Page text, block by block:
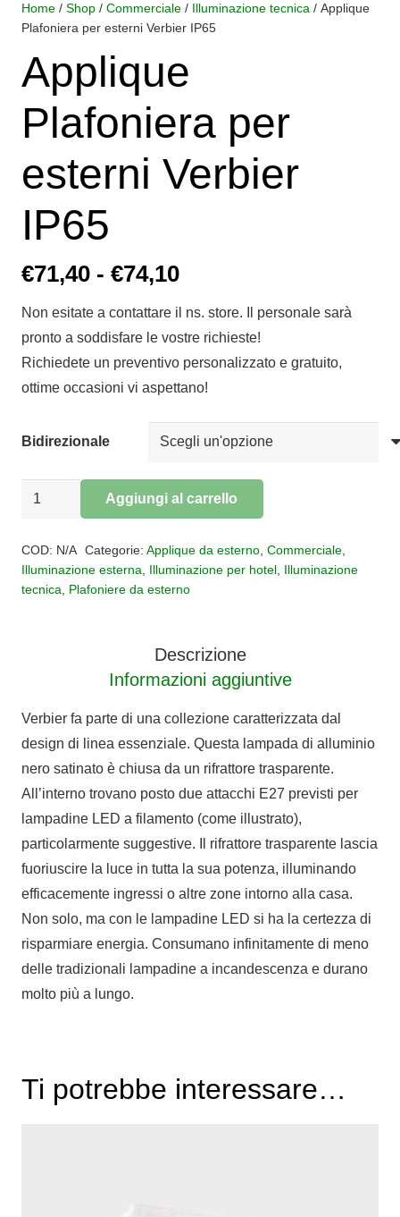
Home / Shop / Commerciale / Illuminazione tecnica / Applique
Plafoniera per esterni Verbier IP65
Applique
Plafoniera per
esterni Verbier
IP65
€71,40 - €74,10Fascia
prezzo:
da
€71,40
a
€74,10
Non esitate a contattare il ns. store. Il personale sarà
pronto a soddisfare le vostre richieste!
Richiedete un preventivo personalizzato e gratuito,
ottime occasioni vi aspettano!
Bidirezionale
Applique
Plafoniera
esterni
Verbier
Aggiungi al carrello
COD: N/A Categorie: Applique da esterno, Commerciale,
Illuminazione esterna, Illuminazione per hotel, Illuminazione
tecnica, Plafoniere da esterno
Descrizione
Informazioni aggiuntive
Verbier fa parte di una collezione caratterizzata dal
design di linea essenziale. Questa lampada di alluminio
nero satinato è chiusa da un rifrattore trasparente.
All’interno trovano posto due attacchi E27 previsti per
lampadine LED a filamento (come illustrato),
particolarmente suggestive. Il rifrattore trasparente lascia
fuoriuscire la luce in tutta la sua potenza, illuminando
efficacemente ingressi o altre zone intorno alla casa.
Non solo, ma con le lampadine LED si ha la certezza di
risparmiare energia. Consumano infinitamente di meno
delle tradizionali lampadine a incandescenza e durano
molto più a lungo.
Ti potrebbe interessare…